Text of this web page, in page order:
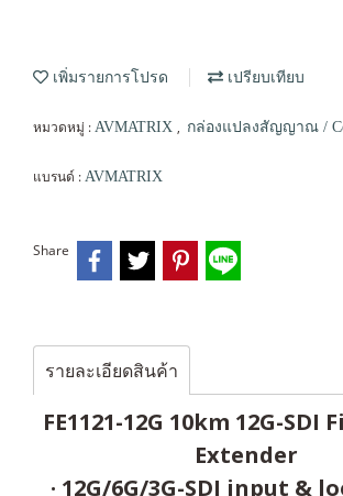
เพิ่มรายการโปรด เปรียบเทียบ
หมวดหมู่ : AVMATRIX , กล่องแปลงสัญญาณ /
แบรนด์ : AVMATRIX
Share
รายละเอียดสินค้า
FE1121-12G 10km 12G-SDI
Extender
· 12G/6G/3G-SDI input &